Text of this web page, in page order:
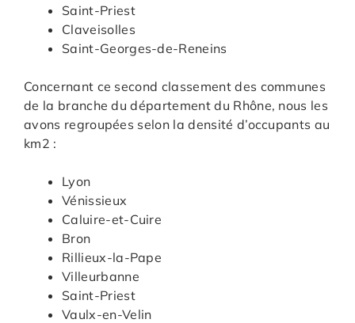
Saint-Priest
Claveisolles
Saint-Georges-de-Reneins
Concernant ce second classement des communes
de la branche du département du Rhône, nous les
avons regroupées selon la densité d’occupants au
km2 :
Lyon
Vénissieux
Caluire-et-Cuire
Bron
Rillieux-la-Pape
Villeurbanne
Saint-Priest
Vaulx-en-Velin